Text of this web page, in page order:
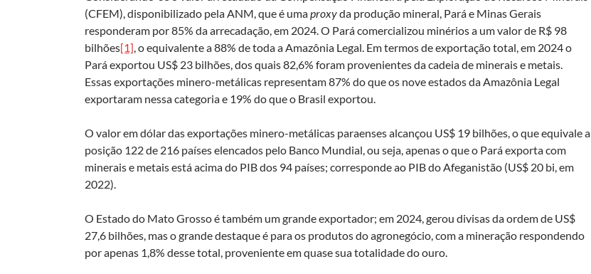
(CFEM), disponibilizado pela ANM, que é umaproxyda produção mineral, Pará e Minas Gerais
responderam por 85% da arrecadação, em 2024. O Pará comercializou minérios a um valor de R$ 98
bilhões[1], o equivalente a 88% de toda a Amazônia Legal. Em termos de exportação total, em 2024 o
Pará exportou US$ 23 bilhões, dos quais 82,6% foram provenientes da cadeia de minerais e metais.
Essas exportações minero-metálicas representam 87% do que os nove estados da Amazônia Legal
exportaram nessa categoria e 19% do que o Brasil exportou.
O valor em dólar das exportações minero-metálicas paraenses alcançou US$ 19 bilhões, o que equivale a
posição 122 de 216 países elencados pelo Banco Mundial, ou seja, apenas o que o Pará exporta com
minerais e metais está acima do PIB dos 94 países; corresponde ao PIB do Afeganistão (US$ 20 bi, em
2022).
O Estado do Mato Grosso é também um grande exportador; em 2024, gerou divisas da ordem de US$
27,6 bilhões, mas o grande destaque é para os produtos do agronegócio, com a mineração respondendo
por apenas 1,8% desse total, proveniente em quase sua totalidade do ouro.